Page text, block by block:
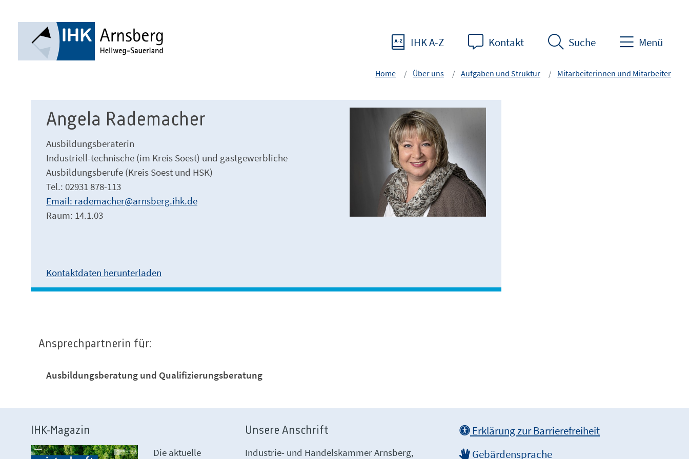
IHK A-Z Kontakt Suche Menü
Home Über uns Aufgaben und Struktur Mitarbeiterinnen und Mitarbeiter
Angela Rademacher
Ausbildungsberaterin
Industriell-technische (im Kreis Soest) und gastgewerbliche
Ausbildungsberufe (Kreis Soest und HSK)
Tel.: 02931 878-113
Email: rademacher@arnsberg.ihk.de
Raum: 14.1.03
Kontaktdaten herunterladen
Ansprechpartnerin für:
Ausbildungsberatung und Qualifizierungsberatung
IHK-Magazin
Die aktuelle
Unsere Anschrift
Industrie- und Handelskammer Arnsberg,
Erklärung zur Barrierefreiheit
Gebärdensprache